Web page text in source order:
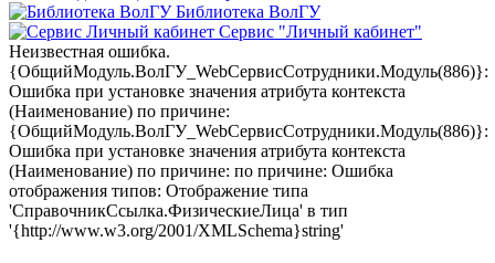
Библиотека ВолГУ
Сервис "Личный кабинет"
Неизвестная ошибка.
{ОбщийМодуль.ВолГУ_WebСервисСотрудники.Модуль(886)}:
Ошибка при установке значения атрибута контекста
(Наименование) по причине:
{ОбщийМодуль.ВолГУ_WebСервисСотрудники.Модуль(886)}:
Ошибка при установке значения атрибута контекста
(Наименование) по причине: по причине: Ошибка
отображения типов: Отображение типа
'СправочникСсылка.ФизическиеЛица' в тип
'{http://www.w3.org/2001/XMLSchema}string'